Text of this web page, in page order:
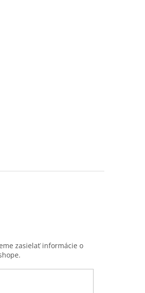
zasielať informácie o